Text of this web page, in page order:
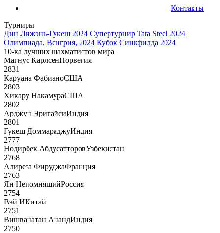
Контакты
Турниры
Дин Лижэнь-Гукеш 2024 Супертурнир Tata Steel 2024
Олимпиада, Венгрия, 2024 Кубок Синкфилда 2024
10-ка лучших шахматистов мира
Магнус КарлсенНорвегия
2831
Каруана ФабианоСША
2803
Хикару НакамураСША
2802
Арджун ЭригайсиИндия
2801
Гукеш ДоммараджуИндия
2777
Нодирбек АбдусатторовУзбекистан
2768
Алиреза ФируджаФранция
2763
Ян НепомнящийРоссия
2754
Вэй ИКитай
2751
Вишванатан АнандИндия
2750